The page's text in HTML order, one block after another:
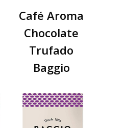
Café Aroma
Chocolate
Trufado
Baggio